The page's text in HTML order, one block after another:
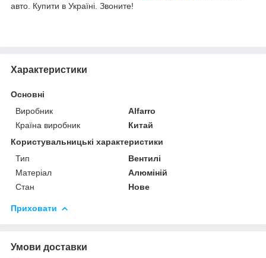
авто. Купити в Україні. Звоните!
Характеристики
Основні
Виробник
Alfarro
Країна виробник
Китай
Користувальницькі характеристики
Тип
Вентилі
Матеріал
Алюміній
Стан
Нове
Приховати
Умови доставки